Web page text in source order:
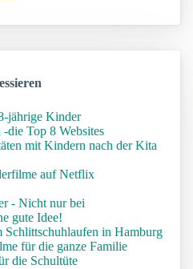
jährige Kinder
die Top 8 Websites
mit Kindern nach der Kita
auf Netflix
- Nicht nur bei
gute Idee!
Schlittschuhlaufen in Hamburg
für die ganze Familie
die Schultüte